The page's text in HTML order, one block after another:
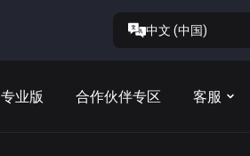
中文 (中国)
专业版 合作伙伴专区 客服